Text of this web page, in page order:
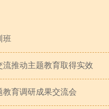
班
推动主题教育取得实效
教育调研成果交流会